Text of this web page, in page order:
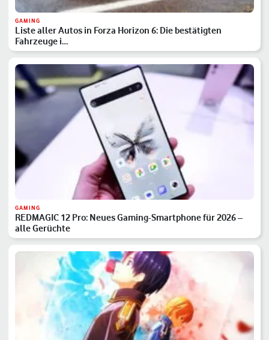
GAMING
Liste aller Autos in Forza Horizon 6: Die bestätigten
Fahrzeuge i…
GAMING
REDMAGIC 12 Pro: Neues Gaming-Smartphone für 2026 –
alle Gerüchte